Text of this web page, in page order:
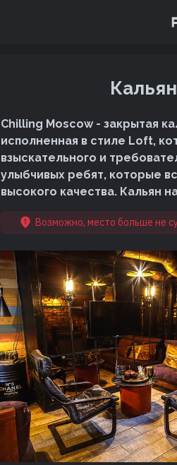
Chilling Moscow - закрытая
исполненная в стиле Loft,
взыскательного и
улыбчивых ребят, которые
высокого качества. Кальян
Возможно, место больше не